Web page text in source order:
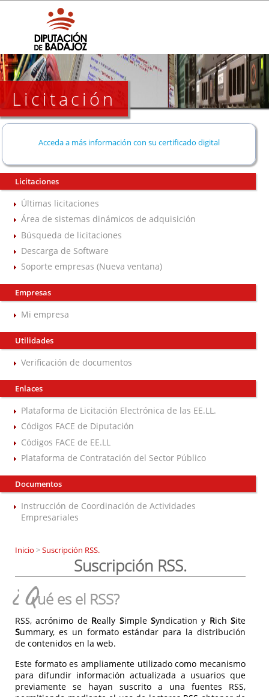
Licitación
Acceda a más información con su certificado digital
Licitaciones
Últimas licitaciones
Área de sistemas dinámicos de adquisición
Búsqueda de licitaciones
Descarga de Software
Soporte empresas (Nueva ventana)
Empresas
Mi empresa
Utilidades
Verificación de documentos
Enlaces
Plataforma de Licitación Electrónica de las EE.LL.
Códigos FACE de Diputación
Códigos FACE de EE.LL
Plataforma de Contratación del Sector Público
Documentos
Instrucción de Coordinación de Actividades
Empresariales
Inicio >Suscripción RSS.
Suscripción RSS.
¿Qué es el RSS?
RSS, acrónimo de Really Simple Syndication y RichSite
Summary, es un formato estándar para la distribución
de contenidos en la web.
Este formato es ampliamente utilizado como mecanismo
para difundir información actualizada a usuarios que
previamente se hayan suscrito a una fuentes RSS,